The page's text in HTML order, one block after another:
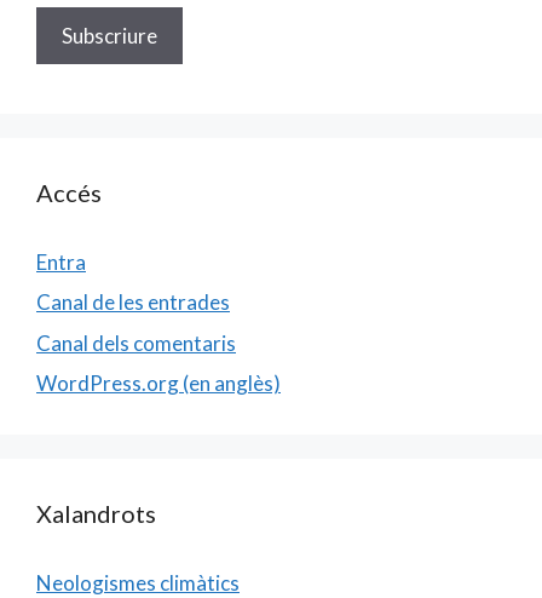
Accés
Entra
Canal de les entrades
Canal dels comentaris
WordPress.org (en anglès)
Xalandrots
Neologismes climàtics